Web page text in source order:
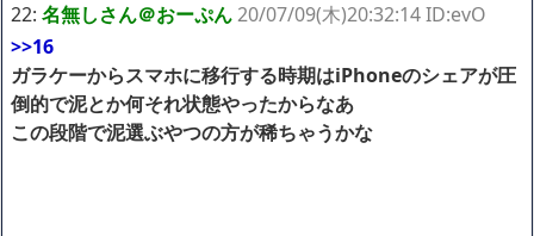
22: 名無しさん＠おーぷん20/07/09(木)20:32:14 ID:evO
>>16
ガラケーからスマホに移行する時期はiPhoneのシェアが圧
倒的で泥とか何それ状態やったからなあ
この段階で泥選ぶやつの方が稀ちゃうかな